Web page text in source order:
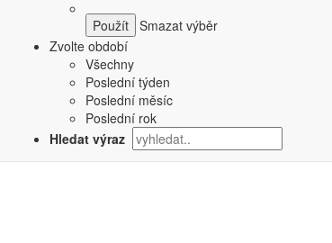
Smazat výběr
Zvolte období
Všechny
Poslední týden
Poslední měsíc
Poslední rok
Hledat výraz